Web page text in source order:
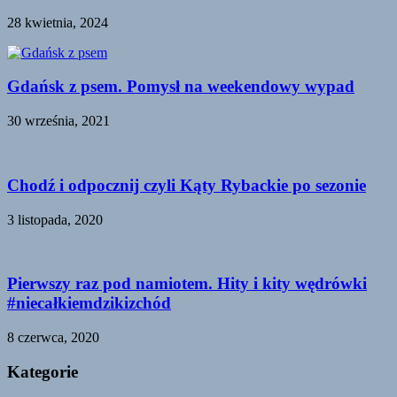
28 kwietnia, 2024
Gdańsk z psem. Pomysł na weekendowy wypad
30 września, 2021
Chodź i odpocznij czyli Kąty Rybackie po sezonie
3 listopada, 2020
Pierwszy raz pod namiotem. Hity i kity wędrówki
#niecałkiemdzikizchód
8 czerwca, 2020
Kategorie